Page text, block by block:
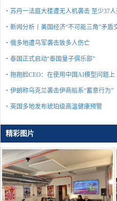
· 苏丹一法庭大楼遭无人机袭击 至少37
· 新闻分析丨美国经济“不可能三角”矛盾
· 俄多地遭乌军袭击致多人伤亡
· 泰国正式启动“泰国量子俱乐部”
· 抱抱脸CEO：在使用中国AI模型问题上
· 伊朗称乌克兰袭击伊商船系“蓄意行为”
· 英国多地发布琥珀级高温健康预警
精彩图片